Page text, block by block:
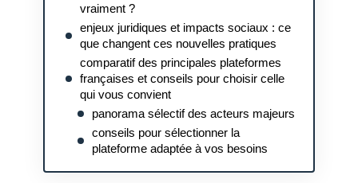
vraiment ?
enjeux juridiques et impacts sociaux : ce
que changent ces nouvelles pratiques
comparatif des principales plateformes
françaises et conseils pour choisir celle
qui vous convient
panorama sélectif des acteurs majeurs
conseils pour sélectionner la
plateforme adaptée à vos besoins